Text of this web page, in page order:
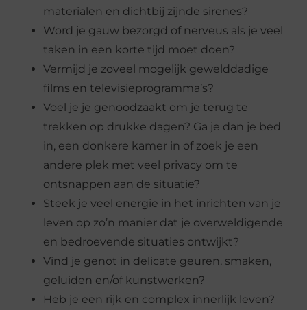
materialen en dichtbij zijnde sirenes?
Word je gauw bezorgd of nerveus als je veel
taken in een korte tijd moet doen?
Vermijd je zoveel mogelijk gewelddadige
films en televisieprogramma’s?
Voel je je genoodzaakt om je terug te
trekken op drukke dagen? Ga je dan je bed
in, een donkere kamer in of zoek je een
andere plek met veel privacy om te
ontsnappen aan de situatie?
Steek je veel energie in het inrichten van je
leven op zo’n manier dat je overweldigende
en bedroevende situaties ontwijkt?
Vind je genot in delicate geuren, smaken,
geluiden en/of kunstwerken?
Heb je een rijk en complex innerlijk leven?